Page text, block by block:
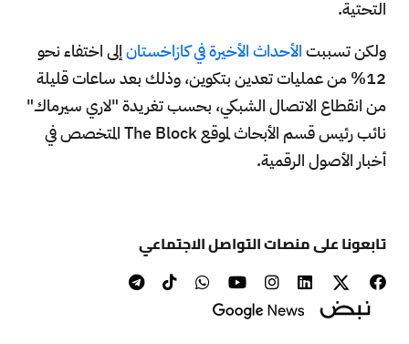
التحتية.
ولكن تسببتالأحداث الأخيرة في كازاخستانإلى اختفاء نحو
12% من عمليات تعدين بتكوين، وذلك بعد ساعات قليلة
من انقطاع الاتصال الشبكي، بحسب تغريدة "لاري سيرماك"
نائب رئيس قسم الأبحاث لموقع The Block المتخصص في
أخبار الأصول الرقمية.
تابعونا على منصات التواصل الاجتماعي